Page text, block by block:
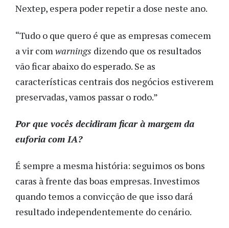
Nextep, espera poder repetir a dose neste ano.
“Tudo o que quero é que as empresas comecem
a vir com warnings dizendo que os resultados
vão ficar abaixo do esperado. Se as
características centrais dos negócios estiverem
preservadas, vamos passar o rodo.”
Por que vocês decidiram ficar à margem da
euforia com IA?
É sempre a mesma história: seguimos os bons
caras à frente das boas empresas. Investimos
quando temos a convicção de que isso dará
resultado independentemente do cenário.